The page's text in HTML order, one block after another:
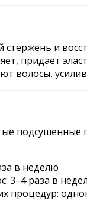
и
придает
волосы,
подсушенные
в неделю
3–4 раза в
процедур: